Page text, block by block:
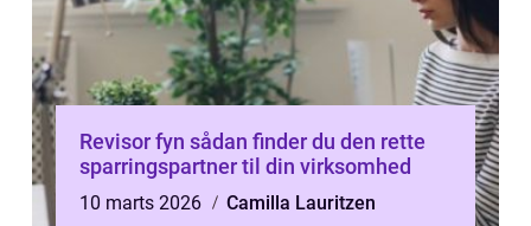
Revisor fyn sådan finder du den rette
sparringspartner til din virksomhed
10 marts 2026
Camilla Lauritzen